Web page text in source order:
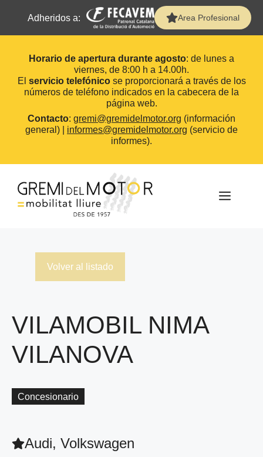
Adheridos a: Area Profesional
Horario de apertura durante agosto: de lunes a
viernes, de 8:00 h a 14.00h.
El servicio telefónicose proporcionará a través de los
números de teléfono indicados en la cabecera de la
página web.
Contacto: gremi@gremidelmotor.org (información
general) | informes@gremidelmotor.org (servicio de
informes).
contenido
Volver al listado
VILAMOBIL NIMA
VILANOVA
Concesionario
Audi, Volkswagen